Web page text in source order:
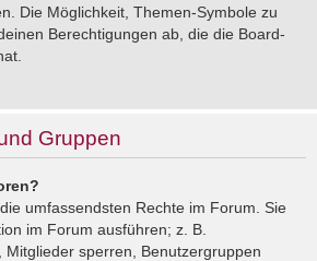
Die Möglichkeit, Themen-Symbole zu
Berechtigungen ab, die die Board-
Gruppen
umfassendsten Rechte im Forum. Sie
im Forum ausführen; z. B.
Mitglieder sperren, Benutzergruppen